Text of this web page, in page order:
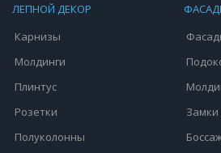
ЛЕПНОЙ ДЕКОР
Карнизы
Молдинги
Плинтус
Розетки
Полуколонны